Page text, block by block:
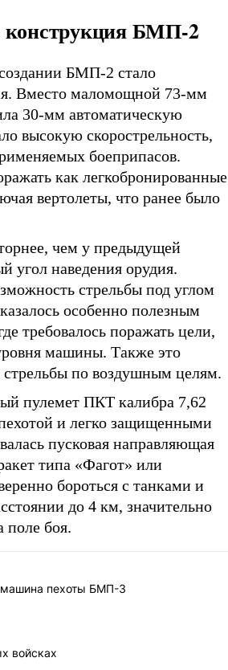
конструкция БМП-2
БМП-2 стало
Вместо маломощной 73-мм
30-мм автоматическую
высокую скорострельность,
боеприпасов.
как легкобронированные
вертолеты, что ранее было
чем у предыдущей
угол наведения орудия.
стрельбы под углом
особенно полезным
требовалось поражать цели,
машины. Также это
стрельбы по воздушным целям.
пулемет ПКТ калибра 7,62
и легко защищенными
пусковая направляющая
типа «Фагот» или
бороться с танками и
до 4 км, значительно
боя.
машина пехоты БМП-3
войсках